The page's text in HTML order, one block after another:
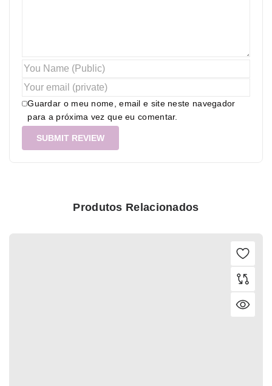
Guardar o meu nome, email e site neste navegador
para a próxima vez que eu comentar.
Produtos Relacionados